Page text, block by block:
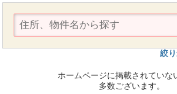
絞
ホームページに掲載されていな
多数ございます。